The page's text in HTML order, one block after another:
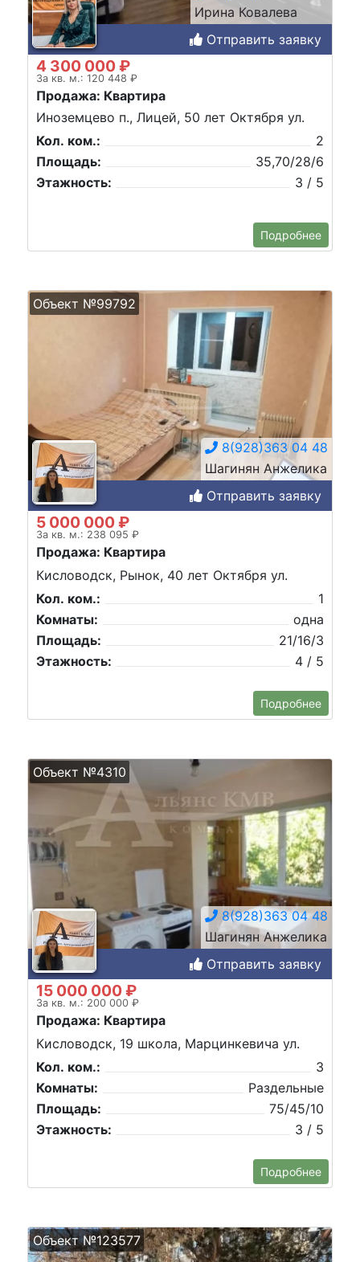
Ирина Ковалева
Отправить заявку
4 300 000 ₽
За кв. м.: 120 448 ₽
Продажа: Квартира
Иноземцево п., Лицей, 50 лет Октября ул.
Кол. ком.:
2
Площадь:
35,70/28/6
Этажность:
3 / 5
Подробнее
Объект №99792
8(928)363 04 48
Шагинян Анжелика
Отправить заявку
5 000 000 ₽
За кв. м.: 238 095 ₽
Продажа: Квартира
Кисловодск, Рынок, 40 лет Октября ул.
Кол. ком.:
1
Комнаты:
одна
Площадь:
21/16/3
Этажность:
4 / 5
Подробнее
Объект №4310
8(928)363 04 48
Шагинян Анжелика
Отправить заявку
15 000 000 ₽
За кв. м.: 200 000 ₽
Продажа: Квартира
Кисловодск, 19 школа, Марцинкевича ул.
Кол. ком.:
3
Комнаты:
Раздельные
Площадь:
75/45/10
Этажность:
3 / 5
Подробнее
Объект №123577